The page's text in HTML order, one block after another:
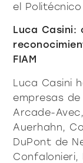
el
Luca Casini:
FIAM
Luca Casini
empresas
Arcade-
Auerhahn,
DuPont de
Confalonieri,